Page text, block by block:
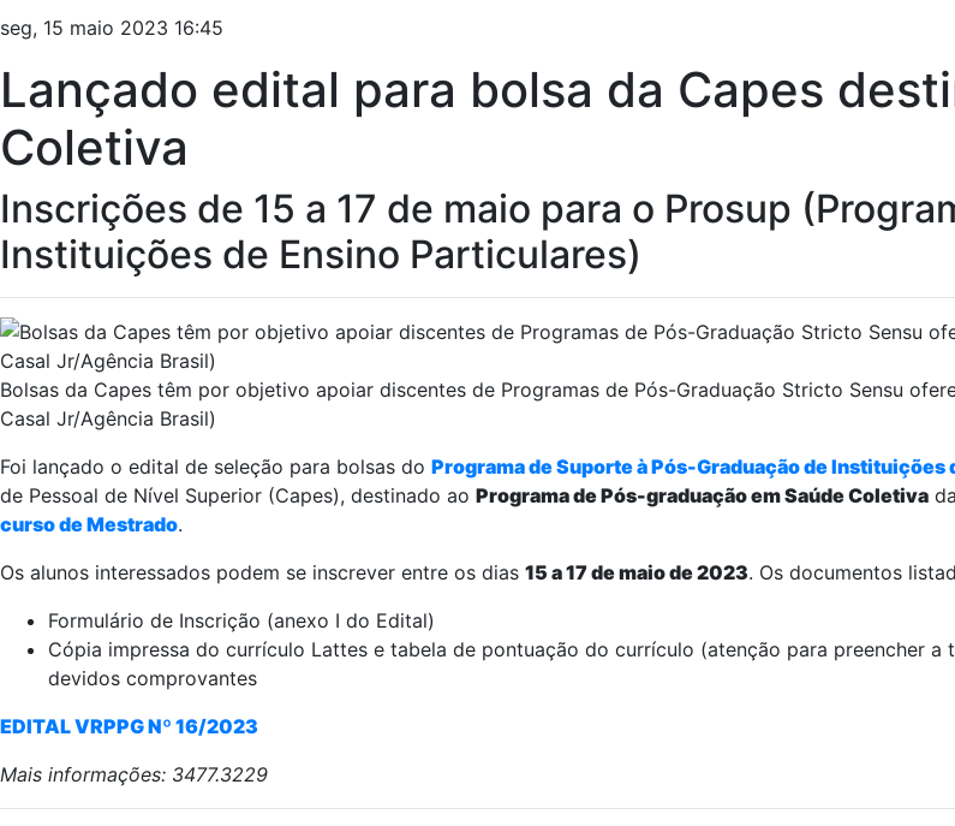
seg, 15 maio 2023 16:45
Lançado edital para bolsa da Capes
Coletiva
Inscrições de 15 a 17 de maio para o Prosup
Instituições de Ensino Particulares)
Bolsas da Capes têm por objetivo apoiar discentes de Programas de Pós-Graduação Stricto Sensu
Casal Jr/Agência Brasil)
Foi lançado o edital de seleção para bolsas do Programa de Suporte à Pós-Graduação de
de Pessoal de Nível Superior (Capes), destinado ao Programa de Pós-graduação em Saúde Coletiva
curso de Mestrado.
Os alunos interessados podem se inscrever entre os dias 15 a 17 de maio de 2023. Os documentos
Formulário de Inscrição (anexo I do Edital)
Cópia impressa do currículo Lattes e tabela de pontuação do currículo (atenção para preencher
devidos comprovantes
EDITAL VRPPG Nº 16/2023
Mais informações: 3477.3229